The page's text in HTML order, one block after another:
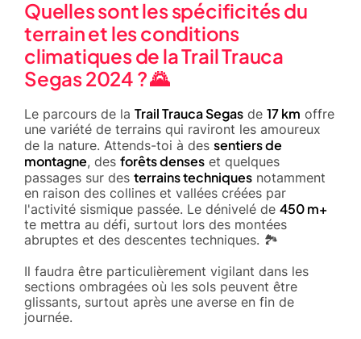
Quelles sont les spécificités du
terrain et les conditions
climatiques de la Trail Trauca
Segas 2024 ? 🌄
Le parcours de la Trail Trauca Segas de 17 km offre
une variété de terrains qui raviront les amoureux
de la nature. Attends-toi à des sentiers de
montagne, des forêts denses et quelques
passages sur des terrains techniques notamment
en raison des collines et vallées créées par
l'activité sismique passée. Le dénivelé de 450 m+
te mettra au défi, surtout lors des montées
abruptes et des descentes techniques. 🏞️
Il faudra être particulièrement vigilant dans les
sections ombragées où les sols peuvent être
glissants, surtout après une averse en fin de
journée.